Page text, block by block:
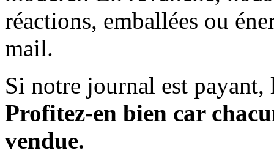
réactions, emballées ou
mail.
Si notre journal est payant,
Profitez-en bien car
vendue.